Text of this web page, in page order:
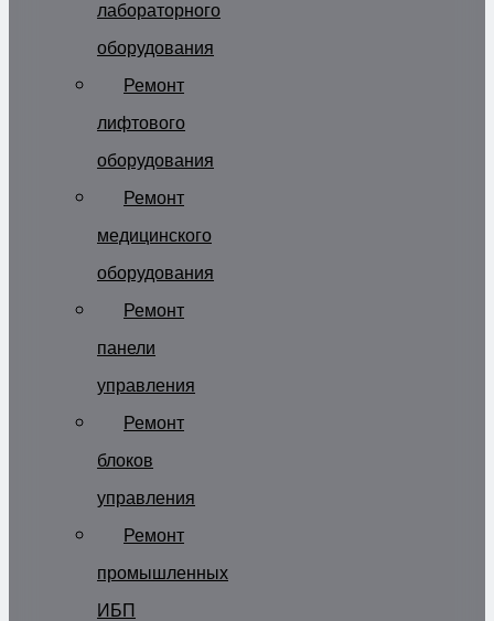
лабораторного
оборудования
Ремонт
лифтового
оборудования
Ремонт
медицинского
оборудования
Ремонт
панели
управления
Ремонт
блоков
управления
Ремонт
промышленных
ИБП